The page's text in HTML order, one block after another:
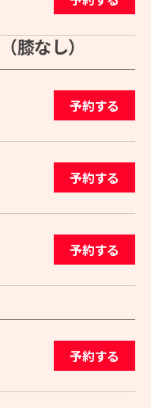
膝なし）
予約する
予約する
予約する
予約する